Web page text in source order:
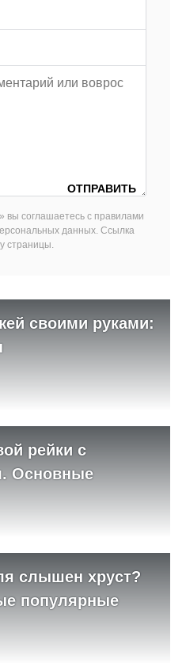
вы соглашаетесь с правилами
данных. Ссылка
страницы.
своими руками:
рейки с
Основные
слышен хруст?
популярные